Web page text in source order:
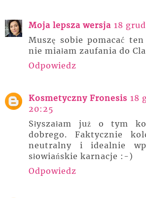
Moja lepsza wersja 18
Muszę sobie pomacać
nie miałam zaufania do
Odpowiedz
Kosmetyczny Fronesis 18
20:25
Słyszałam już o tym
dobrego. Faktycznie
neutralny i idealnie
słowiańskie karnacje :-)
Odpowiedz